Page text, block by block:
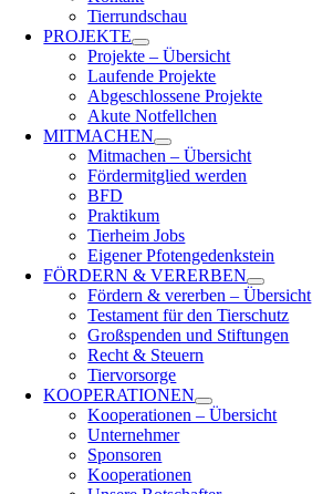
Tierrundschau
PROJEKTE
Projekte – Übersicht
Laufende Projekte
Abgeschlossene Projekte
Akute Notfellchen
MITMACHEN
Mitmachen – Übersicht
Fördermitglied werden
BFD
Praktikum
Tierheim Jobs
Eigener Pfotengedenkstein
FÖRDERN & VERERBEN
Fördern & vererben – Übersicht
Testament für den Tierschutz
Großspenden und Stiftungen
Recht & Steuern
Tiervorsorge
KOOPERATIONEN
Kooperationen – Übersicht
Unternehmer
Sponsoren
Kooperationen